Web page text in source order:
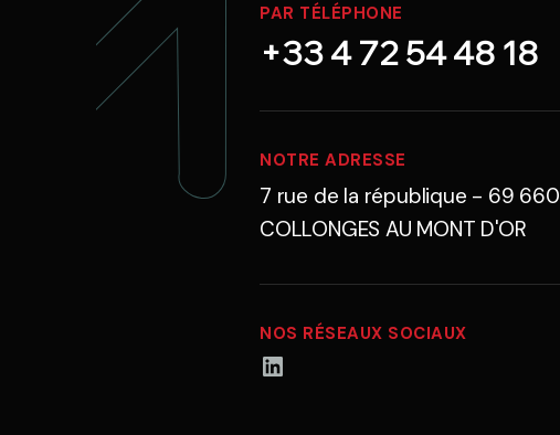
PAR TÉLÉPHONE
+33 4 72 54 48 18
NOTRE ADRESSE
7 rue de la république - 69 660
COLLONGES AU MONT D'OR
NOS RÉSEAUX SOCIAUX
LinkedIn